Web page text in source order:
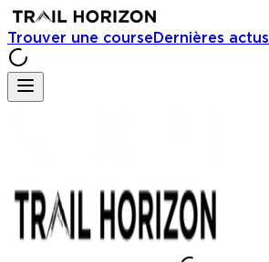
Trouver une courseDernières actus